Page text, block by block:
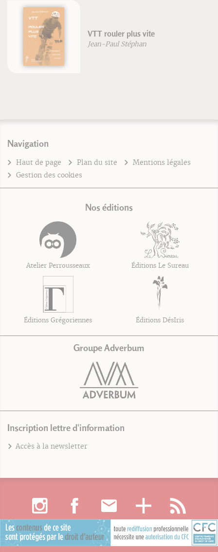
VTT rouler plus vite
Jean-Paul Stéphan
Navigation
Haut de page Plan du site
Mentions légales
Gestion des cookies
Nos éditions
Atelier Perrousseaux Éditions Le Sureau
Éditions Grégoriennes Éditions DésIris
Groupe Adverbum
Inscription lettre d'information
Accès à la newsletter